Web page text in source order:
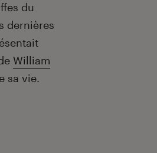
du
dernières
William
sa vie.